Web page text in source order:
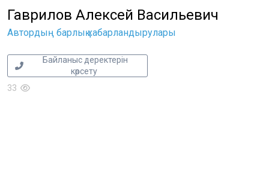
Гаврилов Алексей Васильевич
Автордың барлық хабарландырулары
Байланыс деректерін
көрсету
33